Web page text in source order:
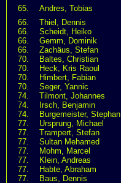
65.
Andres, Tobias
66.
Thiel, Dennis
66.
Scheidt, Heiko
66.
Gemm, Dominik
66.
Zachäus, Stefan
70.
Baltes, Christian
70.
Heck, Kris Raoul
70.
Himbert, Fabian
70.
Seger, Yannic
74.
Tilmont, Johannes
74.
Irsch, Benjamin
74.
Burgemeister, Stephan
77.
Ursprung, Michael
77.
Trampert, Stefan
77.
Sultan Mehamed
77.
Mohm, Marcel
77.
Klein, Andreas
77.
Habte, Abraham
77.
Baus, Dennis